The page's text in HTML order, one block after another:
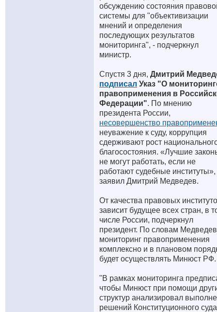
обсуждению состояния
системы для "объективизации
мнений и определения
последующих результатов
мониторинга", - подчеркнул
министр.
Спустя 3 дня, Дмитрий
подписал Указ "О
правоприменения в
Федерации". По мнению
президента России,
несовершенство
неуважение к суду, коррупция
сдерживают рост
благосостояния. «Лучшие
не могут работать, если не
работают судебные институты»,
заявил Дмитрий Медведев.
От качества правовых
зависит будущее всех стран, в
числе России, подчеркнул
президент. По словам
мониторинг правоприменения
комплексно и в плановом
будет осуществлять Минюст РФ.
"В рамках мониторинга
чтобы Минюст при помощи
структур анализировал
решений Конституционного